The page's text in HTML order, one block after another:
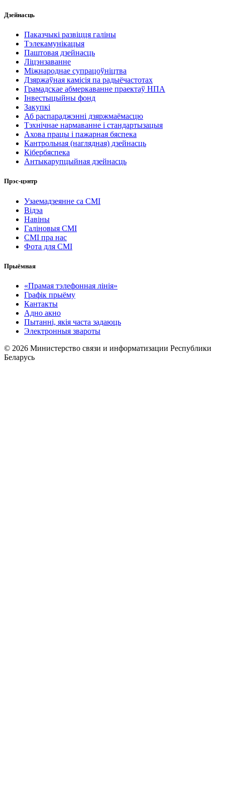
Дзейнасць
Паказчыкі развіцця галіны
Тэлекамунікацыя
Паштовая дзейнасць
Ліцэнзаванне
Міжнароднае супрацоўніцтва
Дзяржаўная камісія па радыёчастотах
Грамадскае абмеркаванне праектаў НПА
Інвестыцыйны фонд
Закупкі
Аб распараджэнні дзяржмаёмасцю
Тэхнічнае нармаванне і стандартызацыя
Ахова працы і пажарная бяспека
Кантрольная (наглядная) дзейнасць
Кібербяспека
Антыкарупцыйная дзейнасць
Прэс-цэнтр
Узаемадзеянне са СМІ
Відэа
Навіны
Галіновыя СМІ
СМІ пра нас
Фота для СМІ
Прыёмная
«Прамая тэлефонная лінія»
Графік прыёму
Кантакты
Адно акно
Пытанні, якія часта задаюць
Электронныя звароты
© 2026 Министерство связи и информатизации Республики
Беларусь